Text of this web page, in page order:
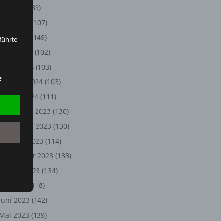
(89)
(107)
Mai 2024
(149)
(102)
März 2024 (103)
2024 (103)
2024 (111)
Dezember 2023 (130)
November 2023 (130)
2023 (114)
September 2023 (133)
August 2023 (134)
(118)
Juni 2023 (142)
Mai 2023 (139)